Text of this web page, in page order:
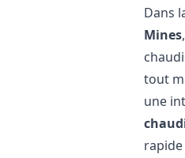
Dans
Mines
tout
une